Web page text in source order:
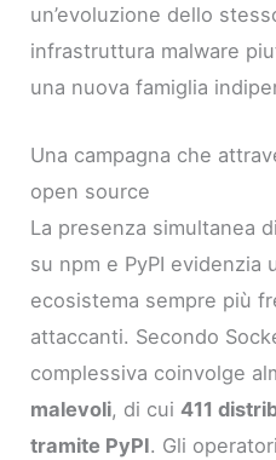
un’evoluzione dello
infrastruttura malware
una nuova famiglia
Una campagna che
open source
La presenza simultanea
su npm e PyPI evidenzia
ecosistema sempre più
attaccanti. Secondo
complessiva coinvolge
malevoli, di cui411
tramite PyPI. Gli